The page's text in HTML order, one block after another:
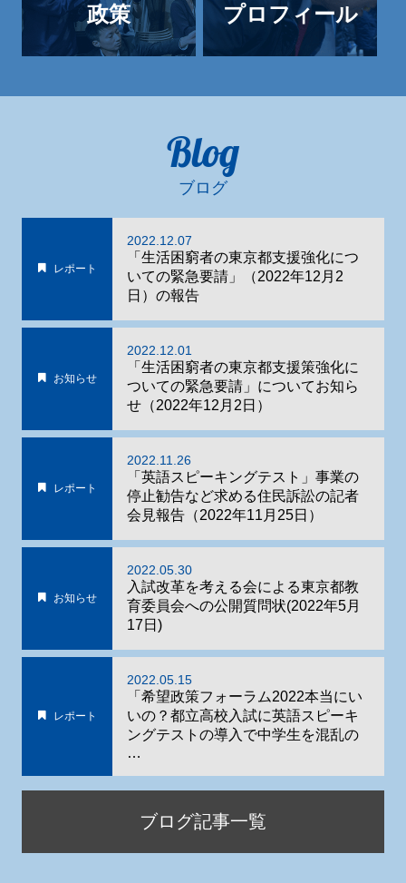
政策 プロフィール
Blog
ブログ
レポート
2022.12.07
「生活困窮者の東京都支援強化につ
いての緊急要請」（2022年12月2
日）の報告
お知らせ
2022.12.01
「生活困窮者の東京都支援策強化に
ついての緊急要請」についてお知ら
せ（2022年12月2日）
レポート
2022.11.26
「英語スピーキングテスト」事業の
停止勧告など求める住民訴訟の記者
会見報告（2022年11月25日）
お知らせ
2022.05.30
入試改革を考える会による東京都教
育委員会への公開質問状(2022年5月
17日)
レポート
2022.05.15
「希望政策フォーラム2022本当にい
いの？都立高校入試に英語スピーキ
ングテストの導入で中学生を混乱の
…
ブログ記事一覧